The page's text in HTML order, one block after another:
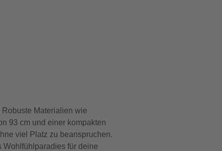
Materialien wie
93 cm und einer kompakten
viel Platz zu beanspruchen.
für deine